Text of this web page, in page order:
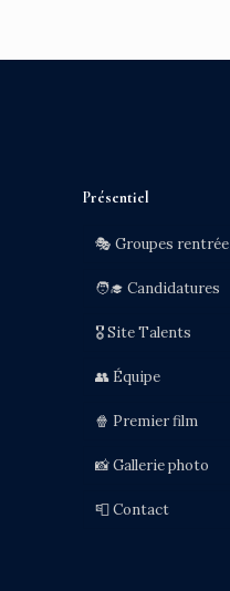
Présentiel
🎭 Groupes rentrée
🧑‍🎓 Candidatures
🎖️ Site Talents
👥 Équipe
🍿 Premier film
📸 Gallerie photo
📮 Contact